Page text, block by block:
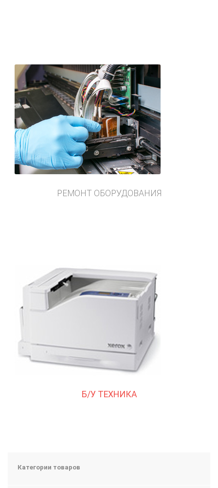
РЕМОНТ ОБОРУДОВАНИЯ
Б/У ТЕХНИКА
Категории товаров